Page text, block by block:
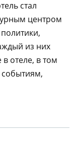
стал
центром
из них
в отеле, в том